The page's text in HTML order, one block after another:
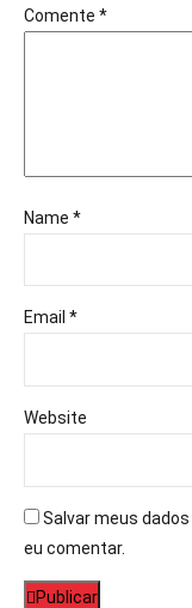
Comente *
Name *
Email *
Website
Salvar meus
eu comentar.
Publicar